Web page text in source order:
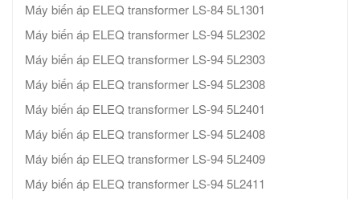
Máy biến áp ELEQ transformer LS-84 5L1301
Máy biến áp ELEQ transformer LS-94 5L2302
Máy biến áp ELEQ transformer LS-94 5L2303
Máy biến áp ELEQ transformer LS-94 5L2308
Máy biến áp ELEQ transformer LS-94 5L2401
Máy biến áp ELEQ transformer LS-94 5L2408
Máy biến áp ELEQ transformer LS-94 5L2409
Máy biến áp ELEQ transformer LS-94 5L2411